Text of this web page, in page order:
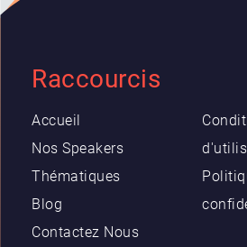
Raccourcis
Accueil
Nos Speakers
Thématiques
Blog
Contactez Nous